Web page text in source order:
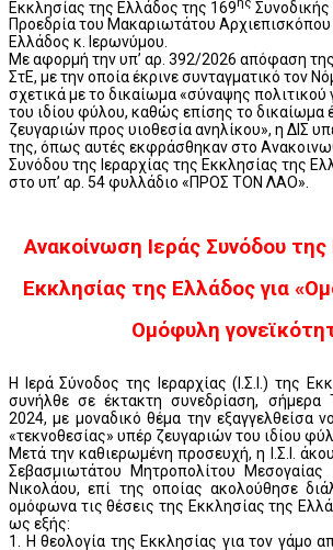
Εκκλησίας της Ελλάδος της 169
Προεδρία του Μακαριωτάτου
Ελλάδος κ. Ιερωνύμου.
Με αφορμή την υπ’ αρ. 392/2026 απόφαση
ΣτΕ, με την οποία έκρινε συνταγματικό τον
σχετικά με το δικαίωμα «σύναψης
του ιδίου φύλου, καθώς επίσης το
ζευγαριών προς υιοθεσία ανηλίκου», η ΔΙΣ
της, όπως αυτές εκφράσθηκαν στο
Συνόδου της Ιεραρχίας της Εκκλησίας της
στο υπ’ αρ. 54 φυλλάδιο «ΠΡΟΣ ΤΟΝ ΛΑΟ».
Ανακοίνωση Ιεράς Συνόδου της
Εκκλησίας της Ελλάδος για
Ομόφυλη
Η Ιερά Σύνοδος της Ιεραρχίας (Ι.Σ.Ι.) της
συνήλθε σε έκτακτη συνεδρίαση, σήμερα
2024, με μοναδικό θέμα την εξαγγελθείσα
«τεκνοθεσίας» υπέρ ζευγαριών του ιδίου
Μετά την καθιερωμένη προσευχή, η Ι.Σ.Ι.
Σεβασμιωτάτου Μητροπολίτου Μεσογαίας
Νικολάου, επί της οποίας ακολούθησε
ομόφωνα τις θέσεις της Εκκλησίας της
ως εξής:
1. Η θεολογία της Εκκλησίας για τον γάμο